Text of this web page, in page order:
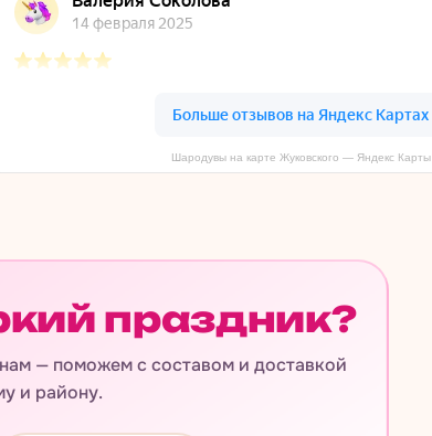
Шародувы на карте Жуковского — Яндекс Карты
праздник?
— поможем с составом и доставкой
и району.